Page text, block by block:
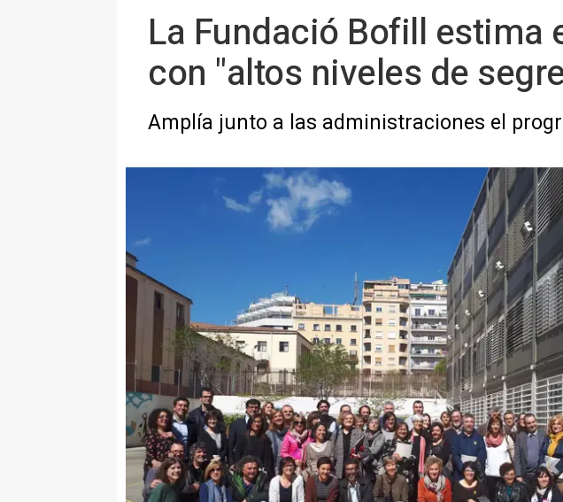
La Fundació Bofill estima
con "altos niveles de
Amplía junto a las administraciones el